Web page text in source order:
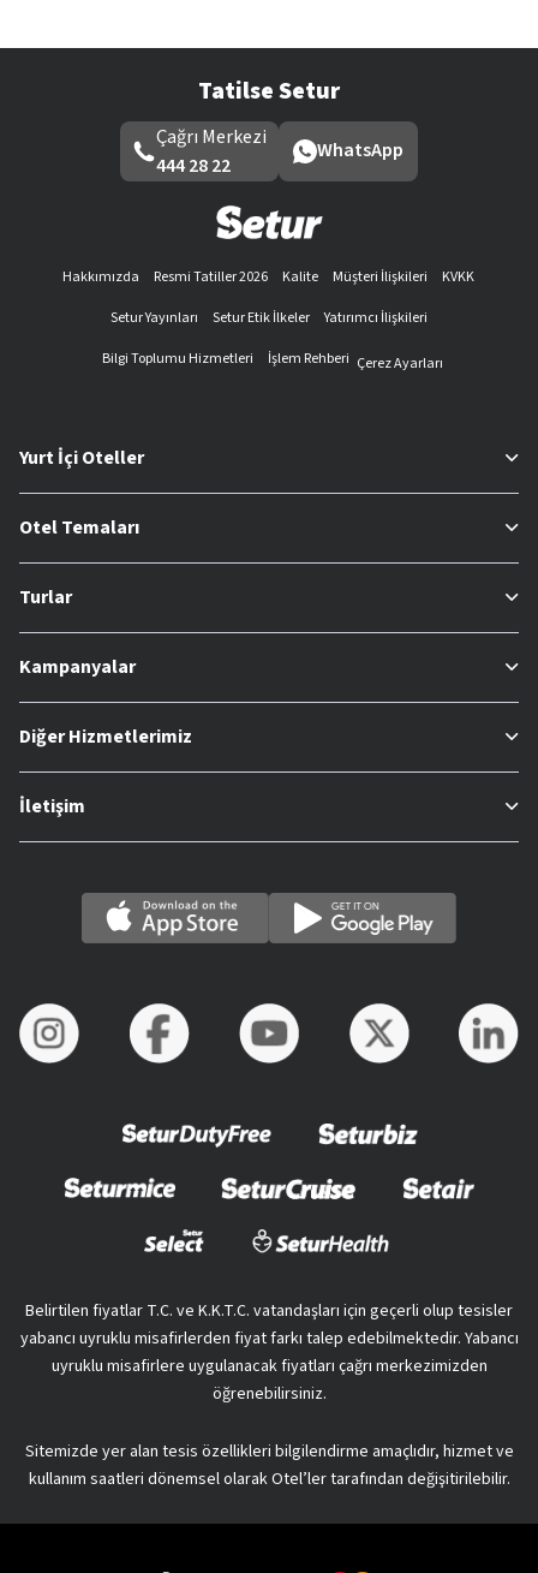
Tatilse Setur
Çağrı Merkezi
444 28 22
WhatsApp
Hakkımızda Resmi Tatiller 2026 Kalite Müşteri İlişkileri
KVKK
Setur Yayınları
Setur Etik İlkeler
Yatırımcı İlişkileri
Bilgi Toplumu Hizmetleri
İşlem Rehberi Çerez Ayarları
Yurt İçi Oteller
Otel Temaları
Turlar
Kampanyalar
Diğer Hizmetlerimiz
İletişim
Belirtilen fiyatlar T.C. ve K.K.T.C. vatandaşları için geçerli olup tesisler
yabancı uyruklu misafirlerden fiyat farkı talep edebilmektedir. Yabancı
uyruklu misafirlere uygulanacak fiyatları çağrı merkezimizden
öğrenebilirsiniz.
Sitemizde yer alan tesis özellikleri bilgilendirme amaçlıdır, hizmet ve
kullanım saatleri dönemsel olarak Otel’ler tarafından değişitirilebilir.